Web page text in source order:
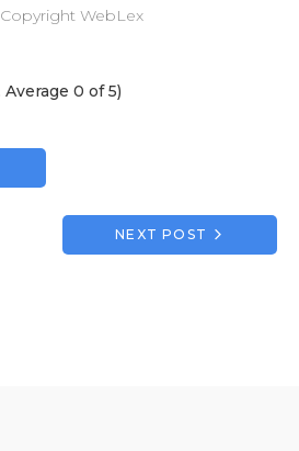
WebLex
Average 0 of 5)
NEXT POST